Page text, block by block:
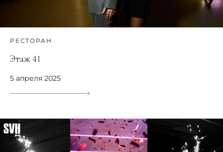
РЕСТОРАН
Этаж 41
5 апреля 2025